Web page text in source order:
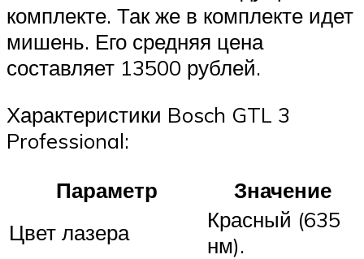
комплекте. Так же в комплекте идет
мишень. Его средняя цена
составляет 13500 рублей.
Характеристики Bosch GTL 3
Professional:
Параметр
Значение
Цвет лазера
Красный (635
нм).